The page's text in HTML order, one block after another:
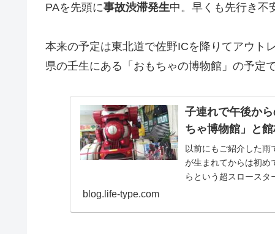
PAを先頭に事故渋滞発生中。早くも先行き不
本来の予定は東北道で佐野ICを降りてアウト
県の壬生にある「おもちゃの博物館」の予定で
子連れで午後か
ちゃ博物館」と
以前にもご紹介した
が生まれてからは初め
らという超スロースタ
blog.life-type.com